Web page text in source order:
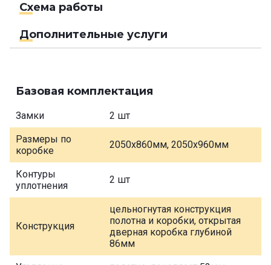
Схема работы
Дополнительные услуги
Базовая комплектация
Замки 2 шт
Размеры по
коробке
2050х860мм, 2050х960мм
Контуры
уплотнения
2 шт
Конструкция
цельногнутая конструкция
полотна и коробки, открытая
дверная коробка глубиной
86мм